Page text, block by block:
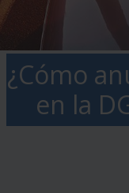
¿Cómo
en la